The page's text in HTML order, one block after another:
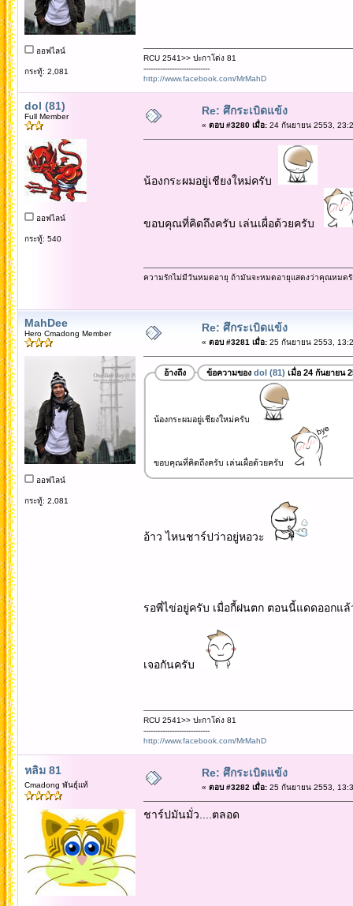
ออฟไลน์
กระทู้: 2,081
RCU 2541>> ปะกาโด่ง 81
----------------------------
http://www.facebook.com/MrMahD
dol (81)
Full Member
ออฟไลน์
กระทู้: 540
Re: ศึกระเบิดแข้ง
« ตอบ #3280 เมื่อ:24 กันยายน 2553,
น้องกระผมอยู่เชียงใหม่ครับ
ขอบคุณที่คิดถึงครับ เล่นเผื่อด้วยครับ
ความรักไม่มีวันหมดอายุ ถ้ามันจะหมดอายุแสดงว่าคุณหมดรั
MahDee
Hero Cmadong Member
ออฟไลน์
กระทู้: 2,081
Re: ศึกระเบิดแข้ง
« ตอบ #3281 เมื่อ:25 กันยายน 2553,
อ้างถึง ข้อความของ dol (81) เมื่อ 24 กันยายน
น้องกระผมอยู่เชียงใหม่ครับ
ขอบคุณที่คิดถึงครับ เล่นเผื่อด้วยครับ
อ้าว ไหนชาร์ปว่าอยู่หอวะ
รอพี่ไข่อยู่ครับ เมื่อกี้ฝนตก ตอนนี้แดดออกแ
เจอกันครับ
RCU 2541>> ปะกาโด่ง 81
----------------------------
http://www.facebook.com/MrMahD
หลิม 81
Cmadong พันธุ์แท้
Re: ศึกระเบิดแข้ง
« ตอบ #3282 เมื่อ:25 กันยายน 2553,
ชาร์ปมันมั่ว....ตลอด